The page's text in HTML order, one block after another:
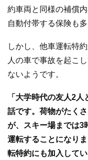
約車両と同様の補償
自動付帯する保険も多
しかし、他車運転特
人の車で事故を起こ
ないようです。
「大学時代の友人2
話です。荷物がたく
が、スキー場までは3
運転することになり
転特約にも加入して